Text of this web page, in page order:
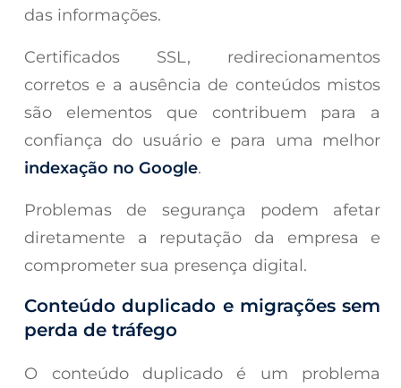
das informações.
Certificados SSL, redirecionamentos
corretos e a ausência de conteúdos mistos
são elementos que contribuem para a
confiança do usuário e para uma melhor
indexação no Google.
Problemas de segurança podem afetar
diretamente a reputação da empresa e
comprometer sua presença digital.
Conteúdo duplicado e migrações sem
perda de tráfego
O conteúdo duplicado é um problema